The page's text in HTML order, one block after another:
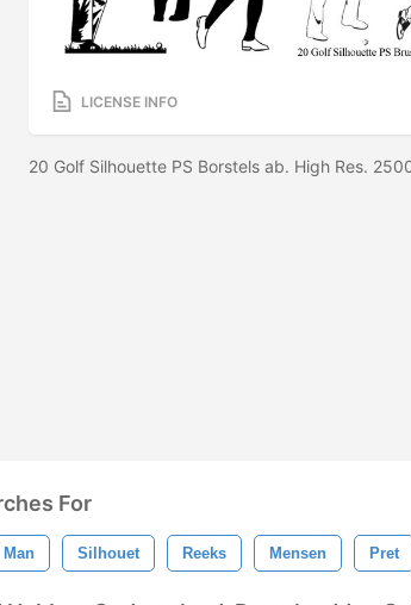
LICENSE INFO
20 Golf Silhouette PS Borstels ab. High Res.
For
Man Silhouet Reeks Mensen Pret